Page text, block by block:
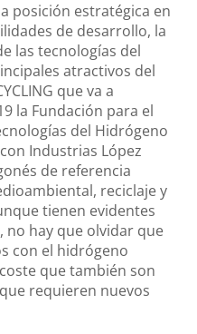
posición estratégica en
de desarrollo, la
las tecnologías del
atractivos del
que va a
la Fundación para el
del Hidrógeno
Industrias López
de referencia
reciclaje y
tienen evidentes
no hay que olvidar que
con el hidrógeno
que también son
requieren nuevos